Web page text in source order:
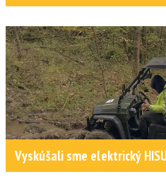
Vyskúšali sme elektrický